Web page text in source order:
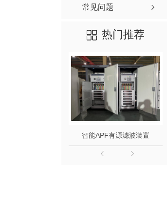
常见问题
热门推荐
智能APF有源滤波装置